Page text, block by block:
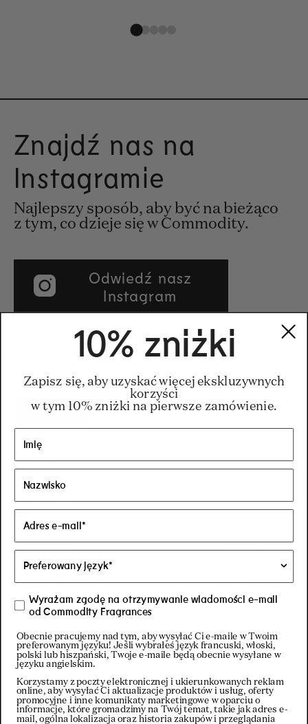
Znajdź nas na
Instagramie
Najlepszy sposób, aby być na bieżąco
z tym, co dzieje się w Commodity.
Odwiedź nasz
Instagram
Filtry
Sortuj
Familiarity Intermediate
Preferences Green
Expectation Exceeded
New Favorite
Recommendation
Oceniono
na
5
z
MY FAVORITE SCENT EVER
book is the perfect scent and i love every version of
Wczytywanie...
10% zniżki
Zapisz się, aby uzyskać więcej ekskluzywnych
korzyści
w tym 10% zniżki na pierwsze zamówienie.
Wyrażam zgodę na otrzymywanie wiadomości e-mail
od Commodity Fragrances
Obecnie pracujemy nad tym, aby wysyłać Ci e-maile w Twoim
preferowanym języku! Jeśli wybrałeś język francuski, włoski,
polski lub hiszpański, Twoje e-maile będą obecnie wysyłane w
języku angielskim.
Korzystamy z poczty elektronicznej i ukierunkowanych reklam
online, aby wysyłać Ci aktualizacje produktów i usług, oferty
promocyjne i inne komunikaty marketingowe w oparciu o
informacje, które gromadzimy na Twój temat, takie jak adres e-
mail, ogólna lokalizacja oraz historia zakupów i przeglądania